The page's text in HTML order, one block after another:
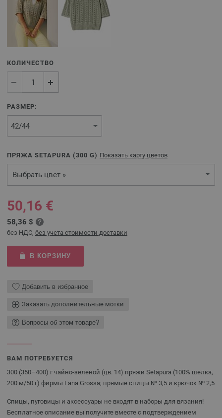
КОЛИЧЕСТВО
РАЗМЕР:
ПРЯЖА SETAPURA (300 G) Показать карту цветов
Выбрать цвет »
50,16 €
58,36 $
без НДС, без учета стоимости доставки
В КОРЗИНУ
Добавить в избранное
Заказать дополнительные мотки
Вопросы об этом товаре?
ВАМ ПОТРЕБУЕТСЯ
300 (350–400) г чайно-зеленой (цв. 14) пряжи Setapura (100% шелка,
200 м/50 г) фирмы Lana Grossa; прямые спицы № 3,5 и крючок № 2,5
Спицы, пуговицы и аксессуары не входят в наборы для вязания!
Бесплатное описание вы получите вместе с подтверждением